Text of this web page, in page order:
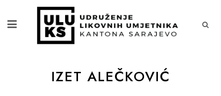
IZET ALEČKOVIĆ